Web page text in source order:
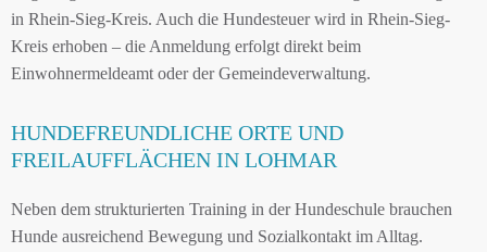
in Rhein-Sieg-Kreis. Auch die Hundesteuer wird in Rhein-Sieg-
Kreis erhoben – die Anmeldung erfolgt direkt beim
Einwohnermeldeamt oder der Gemeindeverwaltung.
HUNDEFREUNDLICHE ORTE UND
FREILAUFFLÄCHEN IN LOHMAR
Neben dem strukturierten Training in der Hundeschule brauchen
Hunde ausreichend Bewegung und Sozialkontakt im Alltag.